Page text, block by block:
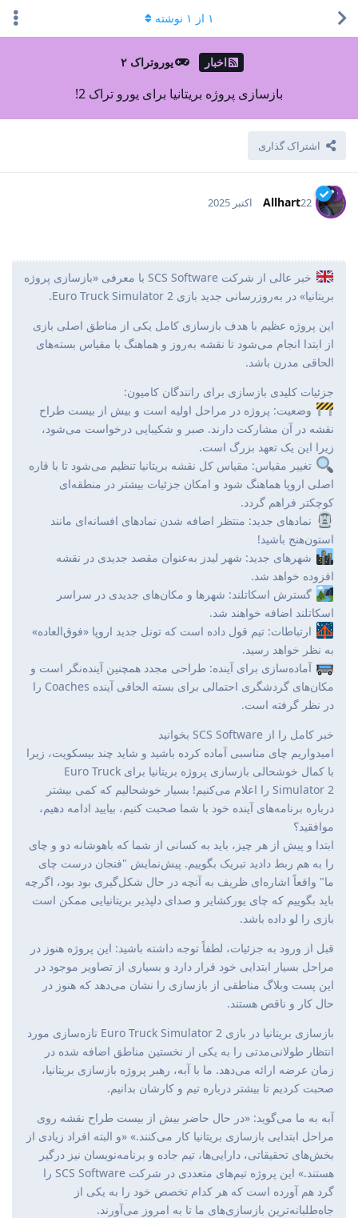
اخبار یوروتراک ۲
بازسازی پروژه بریتانیا برای یورو تراک 2!
اشتراک گذاری
۱ از ۱ نوشته
Allhart22 اکتبر 2025
خبر عالی از شرکت SCS Software با معرفی «بازسازی پروژه
بریتانیا» در به‌روزرسانی جدید بازی Euro Truck Simulator 2.
این پروژه عظیم با هدف بازسازی کامل یکی از مناطق اصلی بازی
از ابتدا انجام می‌شود تا نقشه به‌روز و هماهنگ با مقیاس بسته‌های
الحاقی مدرن باشد.
جزئیات کلیدی بازسازی برای رانندگان کامیون:
وضعیت: پروژه در مراحل اولیه است و بیش از بیست طراح
نقشه در آن مشارکت دارند. صبر و شکیبایی درخواست می‌شود،
زیرا این یک تعهد بزرگ است.
تغییر مقیاس: مقیاس کل نقشه بریتانیا تنظیم می‌شود تا با قاره
اصلی اروپا هماهنگ شود و امکان جزئیات بیشتر در منطقه‌ای
کوچکتر فراهم گردد.
نمادهای جدید: منتظر اضافه شدن نمادهای افسانه‌ای مانند
استون‌هنج باشید!
شهرهای جدید: شهر لیدز به‌عنوان مقصد جدیدی در نقشه
افزوده خواهد شد.
گسترش اسکاتلند: شهرها و مکان‌های جدیدی در سراسر
اسکاتلند اضافه خواهند شد.
ارتباطات: تیم قول داده است که تونل جدید اروپا «فوق‌العاده»
به نظر خواهد رسید.
آماده‌سازی برای آینده: طراحی مجدد همچنین آینده‌نگر است و
مکان‌های گردشگری احتمالی برای بسته الحاقی آینده Coaches را
در نظر گرفته است.
خبر کامل را از SCS Software بخوانید
امیدواریم چای مناسبی آماده کرده باشید و شاید چند بیسکویت، زیرا
با کمال خوشحالی بازسازی پروژه بریتانیا برای Euro Truck
Simulator 2 را اعلام می‌کنیم! بسیار خوشحالیم که کمی بیشتر
درباره برنامه‌های آینده خود با شما صحبت کنیم، بیایید ادامه دهیم،
موافقید؟
ابتدا و پیش از هر چیز، باید به کسانی از شما که باهوشانه دو و چای
را به هم ربط دادید تبریک بگوییم. پیش‌نمایش "فنجان درست چای
ما" واقعاً اشاره‌ای ظریف به آنچه در حال شکل‌گیری بود بود، اگرچه
باید بگوییم که چای یورکشایر و صدای دلپذیر بریتانیایی ممکن است
بازی را لو داده باشد.
قبل از ورود به جزئیات، لطفاً توجه داشته باشید: این پروژه هنوز در
مراحل بسیار ابتدایی خود قرار دارد و بسیاری از تصاویر موجود در
این پست وبلاگ مناطقی از بازسازی را نشان می‌دهد که هنوز در
حال کار و ناقص هستند.
بازسازی بریتانیا در بازی Euro Truck Simulator 2 تازه‌سازی مورد
انتظار طولانی‌مدتی را به یکی از نخستین مناطق اضافه شده در
زمان عرضه ارائه می‌دهد. ما با آبه، رهبر پروژه بازسازی بریتانیا،
صحبت کردیم تا بیشتر درباره تیم و کارشان بدانیم.
آبه به ما می‌گوید: «در حال حاضر بیش از بیست طراح نقشه روی
مراحل ابتدایی بازسازی بریتانیا کار می‌کنند.» «و البته افراد زیادی از
بخش‌های تحقیقاتی، دارایی‌ها، تیم جاده و برنامه‌نویسان نیز درگیر
هستند.» این پروژه تیم‌های متعددی در شرکت SCS Software را
گرد هم آورده است که هر کدام تخصص خود را به یکی از
جاه‌طلبانه‌ترین بازسازی‌های ما تا به امروز می‌آورند.